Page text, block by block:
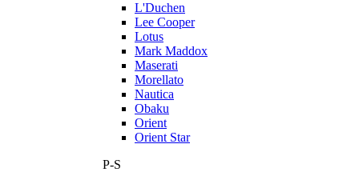
L'Duchen
Lee Cooper
Lotus
Mark Maddox
Maserati
Morellato
Nautica
Obaku
Orient
Orient Star
P-S